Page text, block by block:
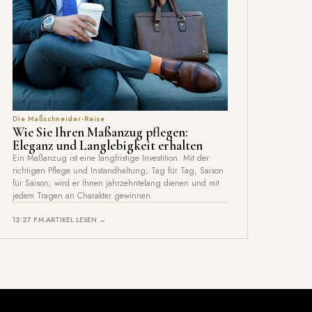
Die Maßschneider-Reise
Wie Sie Ihren Maßanzug pflegen:
Eleganz und Langlebigkeit erhalten
Ein Maßanzug ist eine langfristige Investition. Mit der
richtigen Pflege und Instandhaltung; Tag für Tag, Saison
für Saison; wird er Ihnen jahrzehntelang dienen und mit
jedem Tragen an Charakter gewinnen.
12:27 P.M.ARTIKEL LESEN →